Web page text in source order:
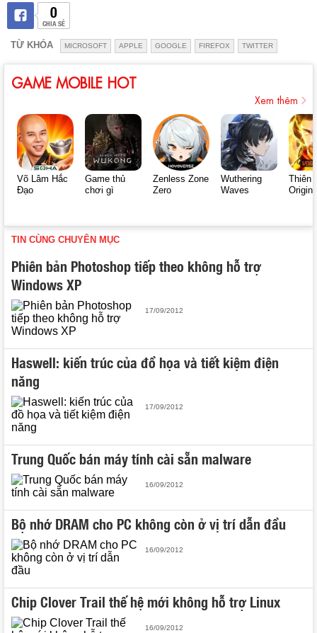
0
CHIA SẺ
TỪ KHÓA MICROSOFT APPLE GOOGLE FIREFOX TWITTER
GAME MOBILE HOT
Xem thêm
Võ Lâm Hắc
Đạo
Game thủ
chơi gì
Zenless Zone
Zero
Wuthering
Waves
Thiên
Origin
TIN CÙNG CHUYÊN MỤC
Phiên bản Photoshop tiếp theo không hỗ trợ
Windows XP
17/09/2012
Haswell: kiến trúc của đồ họa và tiết kiệm điện
năng
17/09/2012
Trung Quốc bán máy tính cài sẵn malware
16/09/2012
Bộ nhớ DRAM cho PC không còn ở vị trí dẫn đầu
16/09/2012
Chip Clover Trail thế hệ mới không hỗ trợ Linux
16/09/2012